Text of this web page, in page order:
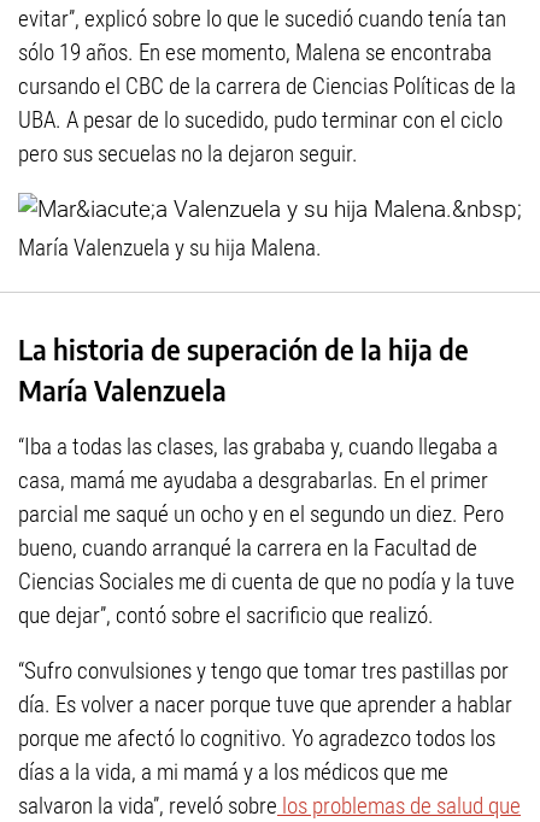
evitar”, explicó sobre lo que le sucedió cuando tenía tan
sólo 19 años. En ese momento, Malena se encontraba
cursando el CBC de la carrera de Ciencias Políticas de la
UBA. A pesar de lo sucedido, pudo terminar con el ciclo
pero sus secuelas no la dejaron seguir.
María Valenzuela y su hija Malena.
La historia de superación de la hija de
María Valenzuela
“Iba a todas las clases, las grababa y, cuando llegaba a
casa, mamá me ayudaba a desgrabarlas. En el primer
parcial me saqué un ocho y en el segundo un diez. Pero
bueno, cuando arranqué la carrera en la Facultad de
Ciencias Sociales me di cuenta de que no podía y la tuve
que dejar”, contó sobre el sacrificio que realizó.
“Sufro convulsiones y tengo que tomar tres pastillas por
día. Es volver a nacer porque tuve que aprender a hablar
porque me afectó lo cognitivo. Yo agradezco todos los
días a la vida, a mi mamá y a los médicos que me
salvaron la vida”, reveló sobre los problemas de salud que